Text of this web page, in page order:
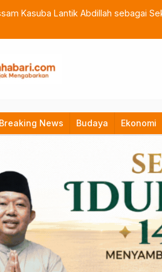
Kasuba Lantik Abdillah sebagai
Breaking News Budaya Ekonomi